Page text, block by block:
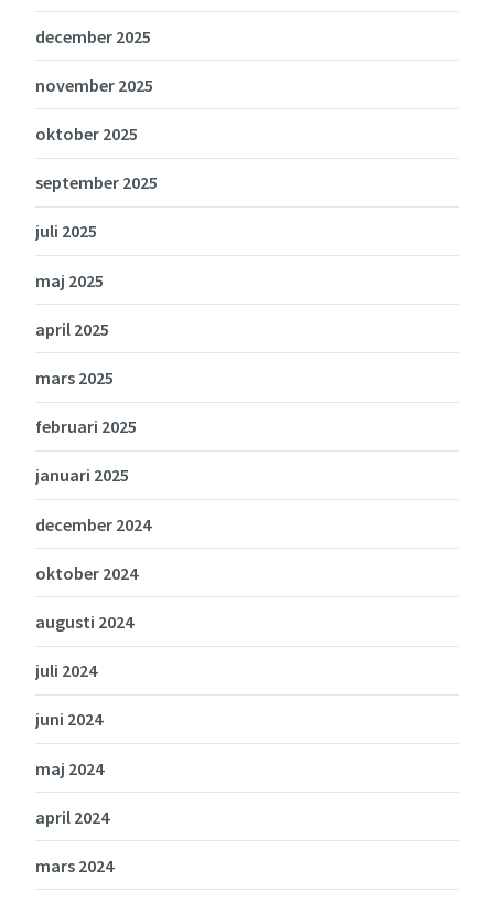
december 2025
november 2025
oktober 2025
september 2025
juli 2025
maj 2025
april 2025
mars 2025
februari 2025
januari 2025
december 2024
oktober 2024
augusti 2024
juli 2024
juni 2024
maj 2024
april 2024
mars 2024